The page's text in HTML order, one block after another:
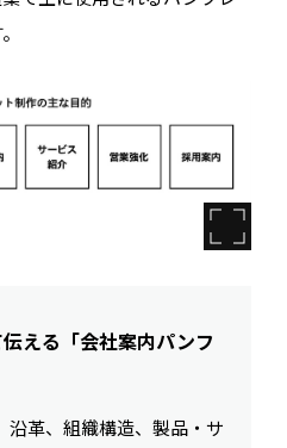
える「会社案内パンフ
沿革、組織構造、製品・サ